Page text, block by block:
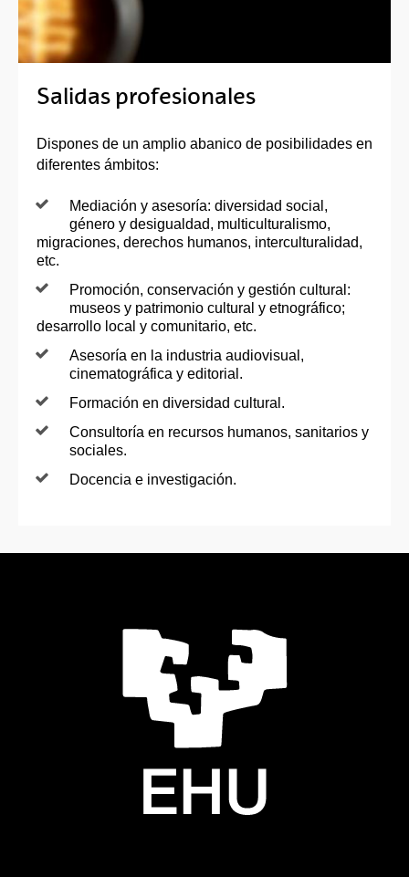
Salidas profesionales
Dispones de un amplio abanico de posibilidades en
diferentes ámbitos:
Mediación y asesoría: diversidad social,
género y desigualdad, multiculturalismo,
migraciones, derechos humanos, interculturalidad,
etc.
Promoción, conservación y gestión cultural:
museos y patrimonio cultural y etnográfico;
desarrollo local y comunitario, etc.
Asesoría en la industria audiovisual,
cinematográfica y editorial.
Formación en diversidad cultural.
Consultoría en recursos humanos, sanitarios y
sociales.
Docencia e investigación.